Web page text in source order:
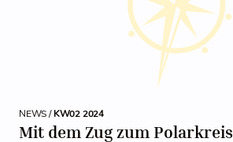
NEWS /KW02 2024
Mit dem Zug zum Polarkreis